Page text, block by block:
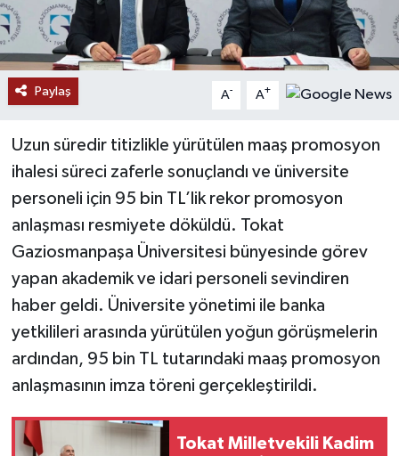
Paylaş A- A+
Uzun süredir titizlikle yürütülen maaş promosyon
ihalesi süreci zaferle sonuçlandı ve üniversite
personeli için 95 bin TL’lik rekor promosyon
anlaşması resmiyete döküldü. Tokat
Gaziosmanpaşa Üniversitesi bünyesinde görev
yapan akademik ve idari personeli sevindiren
haber geldi. Üniversite yönetimi ile banka
yetkilileri arasında yürütülen yoğun görüşmelerin
ardından, 95 bin TL tutarındaki maaş promosyon
anlaşmasının imza töreni gerçekleştirildi.
Tokat Milletvekili Kadim